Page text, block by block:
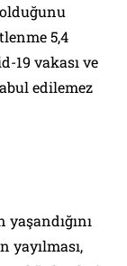
5,4
19 vakası ve
edilemez
yayılması,